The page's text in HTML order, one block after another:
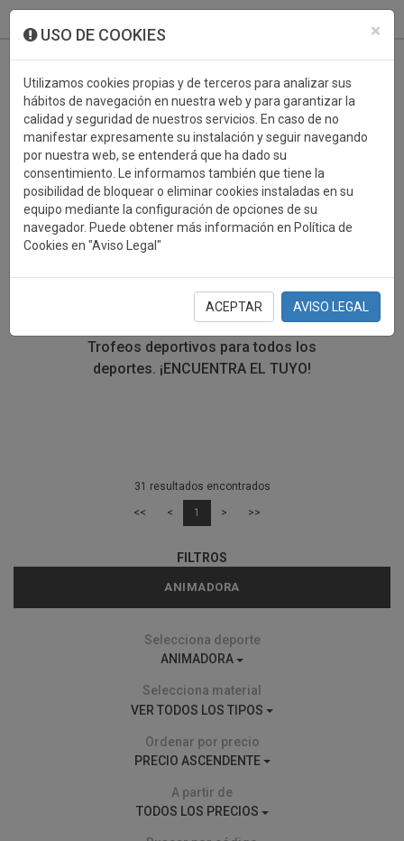
×
USO DE COOKIES
Utilizamos cookies propias y de terceros para analizar sus
hábitos de navegación en nuestra web y para garantizar la
calidad y seguridad de nuestros servicios. En caso de no
manifestar expresamente su instalación y seguir navegando
por nuestra web, se entenderá que ha dado su
consentimiento. Le informamos también que tiene la
posibilidad de bloquear o eliminar cookies instaladas en su
equipo mediante la configuración de opciones de su
navegador. Puede obtener más información en Política de
Cookies en "Aviso Legal"
ACEPTAR AVISO LEGAL
TROFEOS DEPORTIVOS
ANIMADORA
En esta sección encontrarás una gran variedad de
trofeos deportivos. Define tu búsqueda mediante los
filtros por deporte, material y precio del trofeo.
Trofeos deportivos para todos los
deportes. ¡ENCUENTRA EL TUYO!
31 resultados encontrados
<< < 1 > >>
FILTROS
ANIMADORA
Selecciona deporte
ANIMADORA
Selecciona material
VER TODOS LOS TIPOS
Ordenar por precio
PRECIO ASCENDENTE
A partir de
TODOS LOS PRECIOS